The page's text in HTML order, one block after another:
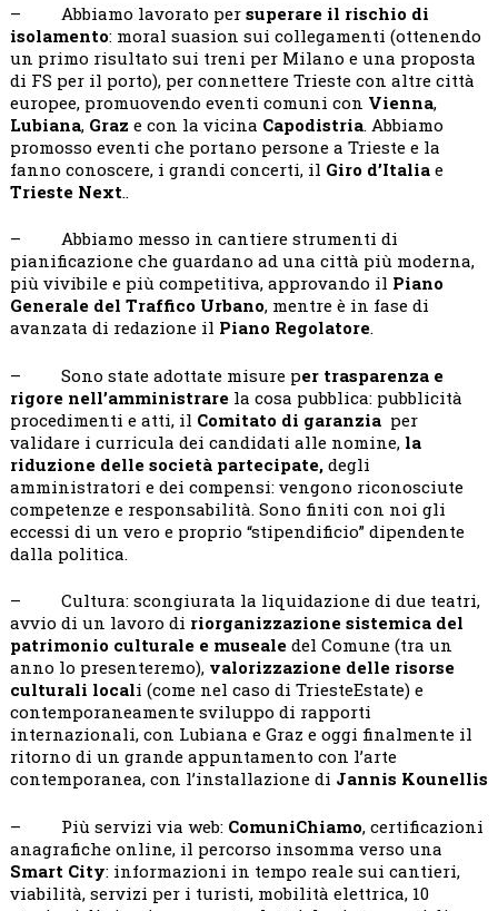
– Abbiamo lavorato per superare il rischio di
isolamento: moral suasion sui collegamenti (ottenendo
un primo risultato sui treni per Milano e una proposta
di FS per il porto), per connettere Trieste con altre città
europee, promuovendo eventi comuni con Vienna,
Lubiana, Graz e con la vicina Capodistria. Abbiamo
promosso eventi che portano persone a Trieste e la
fanno conoscere, i grandi concerti, il Giro d’Italiae
Trieste Next..
– Abbiamo messo in cantiere strumenti di
pianificazione che guardano ad una città più moderna,
più vivibile e più competitiva, approvando il Piano
Generale del Traffico Urbano, mentre è in fase di
avanzata di redazione il Piano Regolatore.
– Sono state adottate misure per trasparenza e
rigore nell’amministrarela cosa pubblica: pubblicità
procedimenti e atti, il Comitato di garanzia per
validare i curricula dei candidati alle nomine, la
riduzione delle società partecipate,degli
amministratori e dei compensi: vengono riconosciute
competenze e responsabilità. Sono finiti con noi gli
eccessi di un vero e proprio “stipendificio” dipendente
dalla politica.
– Cultura: scongiurata la liquidazione di due teatri,
avvio di un lavoro di riorganizzazione sistemica del
patrimonio culturale e musealedel Comune (tra un
anno lo presenteremo), valorizzazione delle risorse
culturali locali (come nel caso di TriesteEstate) e
contemporaneamente sviluppo di rapporti
internazionali, con Lubiana e Graz e oggi finalmente il
ritorno di un grande appuntamento con l’arte
contemporanea, con l’installazione di Jannis Kounellis
– Più servizi via web: ComuniChiamo, certificazioni
anagrafiche online, il percorso insomma verso una
Smart City: informazioni in tempo reale sui cantieri,
viabilità, servizi per i turisti, mobilità elettrica, 10